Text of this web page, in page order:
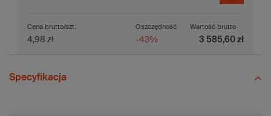
Oszczędność
-43%
Cena brutto/szt.
4,98 zł
Wartość brutto
3 585,60 zł
Specyfikacja